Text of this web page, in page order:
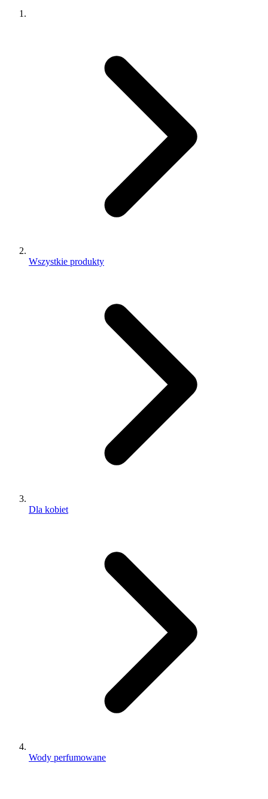
Wszystkie produkty
Dla kobiet
Wody perfumowane